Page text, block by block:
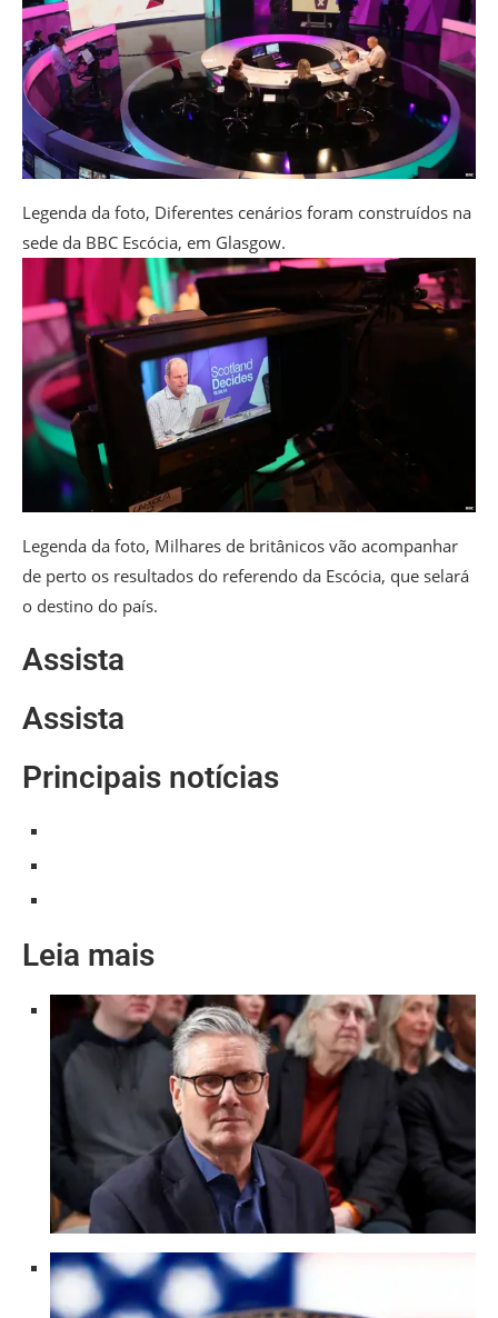
Legenda da foto, Diferentes cenários foram construídos na
sede da BBC Escócia, em Glasgow.
Legenda da foto, Milhares de britânicos vão acompanhar
de perto os resultados do referendo da Escócia, que selará
o destino do país.
Assista
Assista
Principais notícias
Leia mais